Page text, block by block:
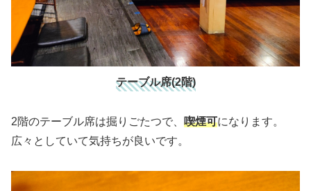
テーブル席(2階)
2階のテーブル席は掘りごたつで、 喫煙可になります。
広々としていて気持ちが良いです。